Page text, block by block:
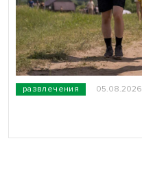
развлечения 05.08.2026